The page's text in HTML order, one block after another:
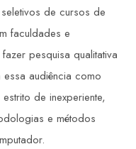
de cursos de
faculdades e
pesquisa qualitativa
audiência como
de inexperiente,
e métodos